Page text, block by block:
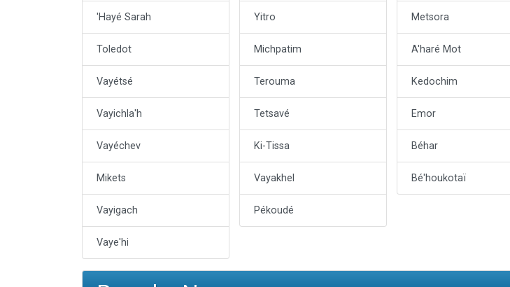
'Hayé Sarah
Toledot
Vayétsé
Vayichla'h
Vayéchev
Mikets
Vayigach
Vaye'hi
Yitro
Michpatim
Terouma
Tetsavé
Ki-Tissa
Vayakhel
Pékoudé
Metsora
A'haré Mot
Kedochim
Emor
Béhar
Bé'houkotaï